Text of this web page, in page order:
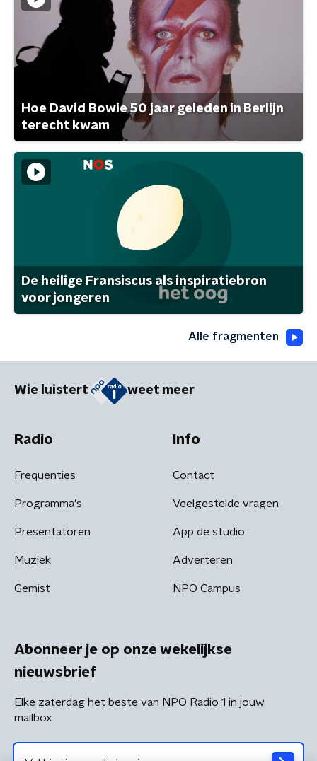
Hoe David Bowie 50 jaar geleden in Berlijn
terecht kwam
De heilige Fransiscus als inspiratiebron
voor jongeren
Alle fragmenten
Wie luistert weet meer
Radio
Frequenties
Programma's
Presentatoren
Muziek
Gemist
Info
Contact
Veelgestelde vragen
App de studio
Adverteren
NPO Campus
Abonneer je op onze wekelijkse
nieuwsbrief
Elke zaterdag het beste van NPO Radio 1 in jouw
mailbox